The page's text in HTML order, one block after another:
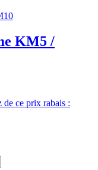
KM5 /
de ce prix rabais :